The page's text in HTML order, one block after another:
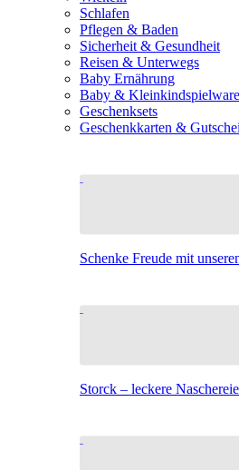
Schlafen
Pflegen & Baden
Sicherheit & Gesundheit
Reisen & Unterwegs
Baby Ernährung
Baby &
Geschenksets
Geschenkkarten &
Schenke Freude mit
Storck – leckere